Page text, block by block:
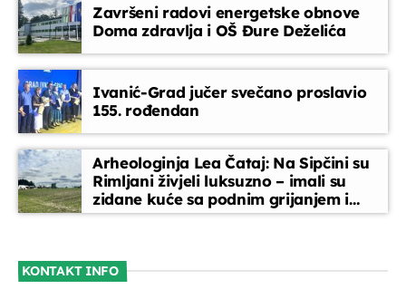
09:45 - 10:00
10:00 - 10:15
Djeca i mladi na radiju
10:15 - 11:00
11:00 - 12:30
Završeni radovi energetske obnove
Doma zdravlja i OŠ Đure Deželića
Ivanić-Grad jučer svečano proslavio
155. rođendan
Arheologinja Lea Čataj: Na Sipčini su
Rimljani živjeli luksuzno – imali su
zidane kuće sa podnim grijanjem i
oslikanim zidovima
KONTAKT INFO